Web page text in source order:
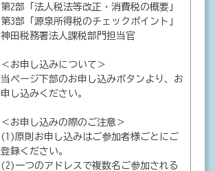
第2部「法人税法等改正・消費税の概要」
第3部「源泉所得税のチェックポイント」
神田税務署法人課税部門担当官
＜お申し込みについて＞
当ページ下部のお申し込みボタンより、お
申し込みください。
＜お申し込みの際のご注意＞
(1)原則お申し込みはご参加者様ごとにご
登録ください。
(2)一つのアドレスで複数名ご参加される